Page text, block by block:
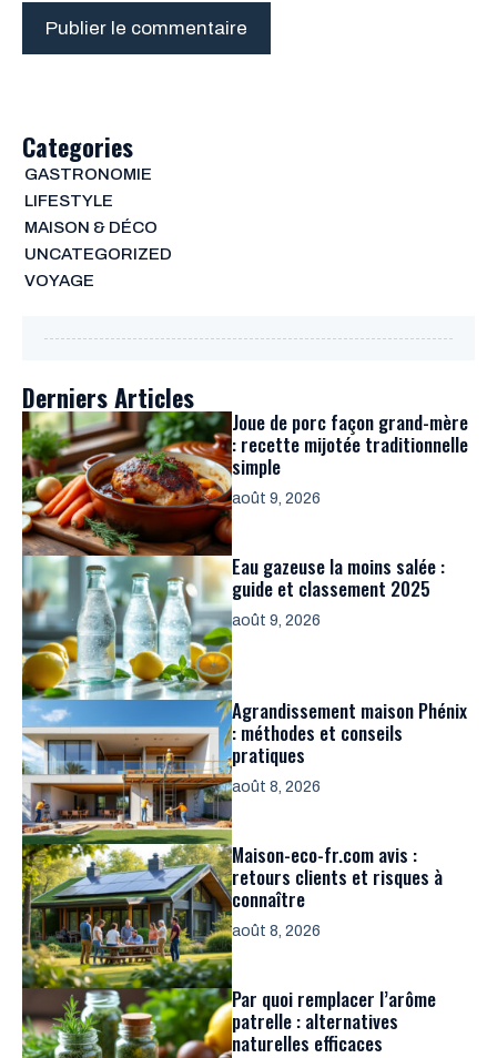
Categories
GASTRONOMIE
LIFESTYLE
MAISON & DÉCO
UNCATEGORIZED
VOYAGE
Derniers Articles
Joue de porc façon grand-mère
: recette mijotée traditionnelle
simple
août 9, 2026
Eau gazeuse la moins salée :
guide et classement 2025
août 9, 2026
Agrandissement maison Phénix
: méthodes et conseils
pratiques
août 8, 2026
Maison-eco-fr.com avis :
retours clients et risques à
connaître
août 8, 2026
Par quoi remplacer l’arôme
patrelle : alternatives
naturelles efficaces